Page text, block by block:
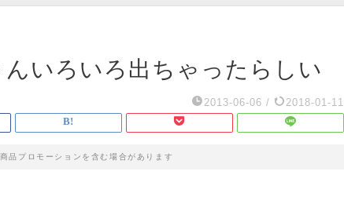
んいろいろ出ちゃったらしい
2013-06-06 / 2018-01-11
品プロモーションを含む場合があります